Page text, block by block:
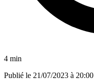
4 min
Publié le 21/07/2023 à 20:00